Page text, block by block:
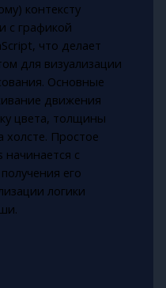
контексту
с графикой
что делает
для визуализации
Основные
движения
цвета, толщины
холсте. Простое
начинается с
его
логики